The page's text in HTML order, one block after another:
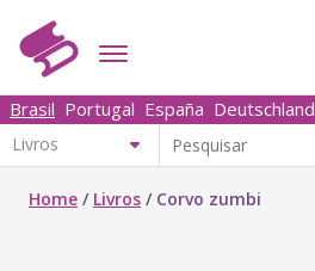
Brasil Portugal España Deutschland
Home / Livros / Corvo zumbi